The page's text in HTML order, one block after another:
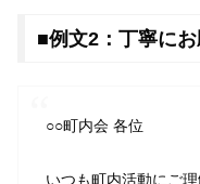
■例文2：丁寧に
○○町内会 各位
いつも町内活動にご